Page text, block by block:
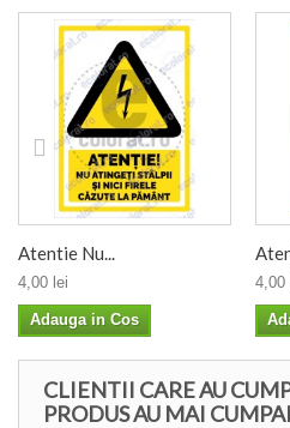
Atentie Nu...
4,00 lei
Adauga in Cos
4,00
CLIENTII CARE AU
PRODUS AU MAI